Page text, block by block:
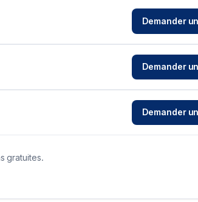
Demander
Demander
Demander
gratuites.